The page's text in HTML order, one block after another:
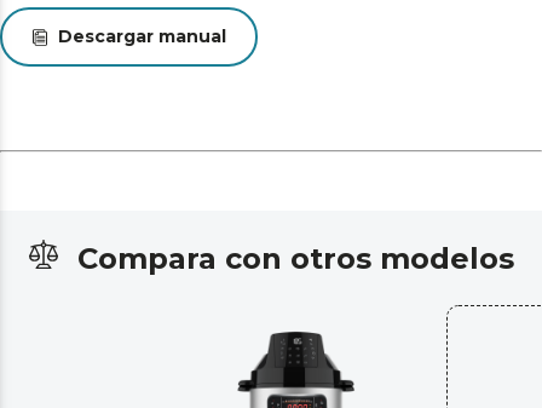
Descargar manual
Compara con otros modelos